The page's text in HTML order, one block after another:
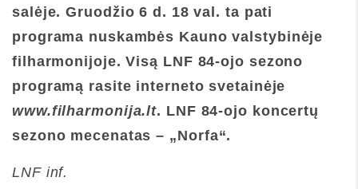
salėje. Gruodžio 6 d. 18 val. ta pati
programa nuskambės Kauno valstybinėje
filharmonijoje.Visą LNF 84-ojo sezono
programą rasite interneto svetainėje
www.filharmonija.lt. LNF 84-ojo koncertų
sezono mecenatas– „Norfa“.
LNF inf.